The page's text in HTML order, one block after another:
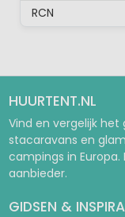
RCN
HUURTENT.NL
Vind en vergelijk
stacaravans en
campings in
aanbieder.
GIDSEN &